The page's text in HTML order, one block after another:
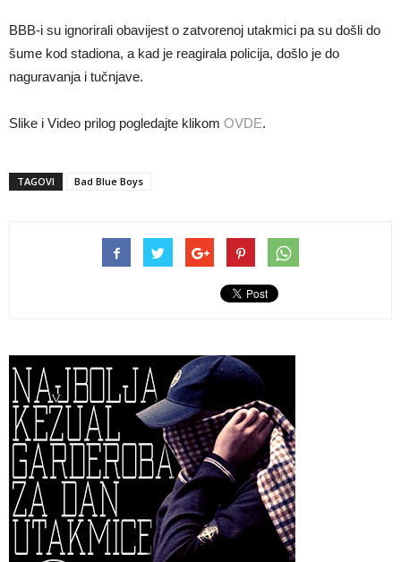
BBB-i su ignorirali obavijest o zatvorenoj utakmici pa su došli do
šume kod stadiona, a kad je reagirala policija, došlo je do
naguravanja i tučnjave.
Slike i Video prilog pogledajte klikom OVDE.
TAGOVI Bad Blue Boys